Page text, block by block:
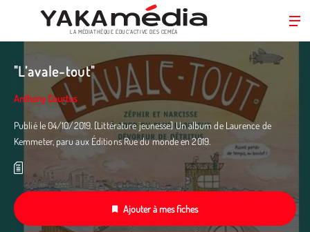
principal
LA MÉDIATHÈQUE ÉDUC’ACTIVE DES CEMÉA
"L’avale-tout"
Anthony Courtus
Publié le 04/10/2019. [Littérature jeunesse] Un album de Laurence de
Kemmeter, paru aux Éditions Rue du monde en 2019.
Ajouter à mes fiches